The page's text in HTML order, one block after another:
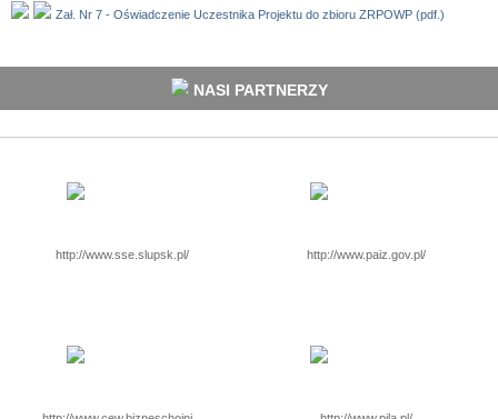
Zał. Nr 7 - Oświadczenie Uczestnika Projektu do zbioru ZRPOWP (pdf.)
NASI PARTNERZY
http://www.sse.slupsk.pl/ http://www.paiz.gov.pl/